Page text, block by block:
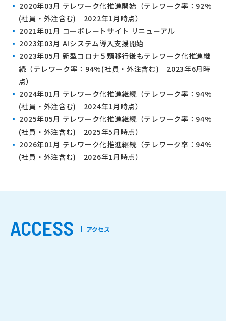
▪ 2020年03月 テレワーク化推進開始（テレワーク率：92%
(社員・外注含む) 2022年1月時点）
▪ 2021年01月 コーポレートサイト リニューアル
▪ 2023年03月 AIシステム導入支援開始
▪ 2023年05月 新型コロナ５類移行後もテレワーク化推進継
続（テレワーク率：94%(社員・外注含む) 2023年6月時
点）
▪ 2024年01月 テレワーク化推進継続（テレワーク率：94%
(社員・外注含む) 2024年1月時点）
▪ 2025年05月 テレワーク化推進継続（テレワーク率：94%
(社員・外注含む) 2025年5月時点）
▪ 2026年01月 テレワーク化推進継続（テレワーク率：94%
(社員・外注含む) 2026年1月時点）
ACCESS アクセス